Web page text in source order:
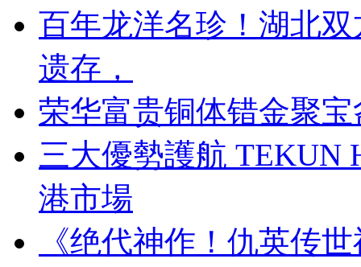
百年龙洋名珍！湖北
遗存，
荣华富贵铜体错金聚
三大優勢護航 TEKUN
港市場
《绝代神作！仇英传